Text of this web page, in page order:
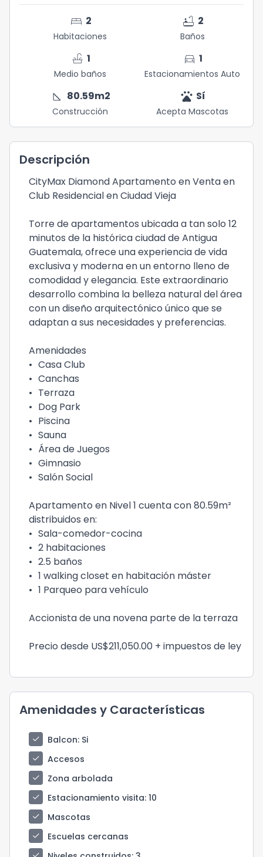
bed 2
Habitaciones
bathtub 2
Baños
faucet 1
Medio baños
directions_car 1
Estacionamientos Auto
square_foot 80.59m2
Construcción
pets Sí
Acepta Mascotas
Descripción
CityMax Diamond Apartamento en Venta en
Club Residencial en Ciudad Vieja
Torre de apartamentos ubicada a tan solo 12
minutos de la histórica ciudad de Antigua
Guatemala, ofrece una experiencia de vida
exclusiva y moderna en un entorno lleno de
comodidad y elegancia. Este extraordinario
desarrollo combina la belleza natural del área
con un diseño arquitectónico único que se
adaptan a sus necesidades y preferencias.
Amenidades
• Casa Club
• Canchas
• Terraza
• Dog Park
• Piscina
• Sauna
• Área de Juegos
• Gimnasio
• Salón Social
Apartamento en Nivel 1 cuenta con 80.59m²
distribuidos en:
• Sala-comedor-cocina
• 2 habitaciones
• 2.5 baños
• 1 walking closet en habitación máster
• 1 Parqueo para vehículo
Accionista de una novena parte de la terraza
Precio desde US$211,050.00 + impuestos de ley
Amenidades y Características
check Balcon: Si
check
Accesos
check
Zona arbolada
check
Estacionamiento visita: 10
check
Mascotas
check
Escuelas cercanas